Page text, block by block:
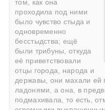
том, как она
проходила под ними
было чувство стыда и
одновременно
бесстыдства; ещё
были трибуны, откуда
её приветствовали
отцы города, народа и
державы, они махали ей
ладонями, а она, в
подмахивала, то есть,